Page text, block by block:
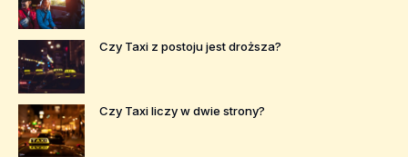
Czy Taxi z postoju jest droższa?
Czy Taxi liczy w dwie strony?